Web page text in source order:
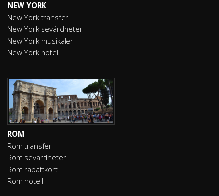
NEW YORK
New York transfer
New York sevärdheter
New York musikaler
New York hotell
ROM
Rom transfer
Rom sevärdheter
Rom rabattkort
Rom hotell